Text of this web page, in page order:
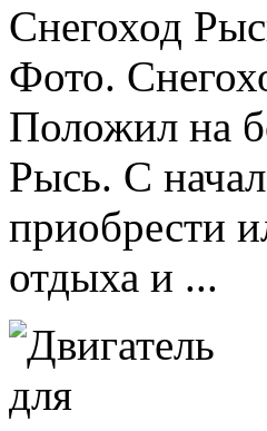
Снегоход
Фото.
Положил на
Рысь. С
приобрести
отдыха и ...